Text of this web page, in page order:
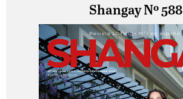
Shangay Nº 588